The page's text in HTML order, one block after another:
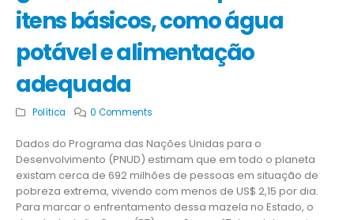
itens básicos, como água
potável e alimentação
adequada
Política 0 Comments
Dados do Programa das Nações Unidas para o
Desenvolvimento (PNUD) estimam que em todo o planeta
existam cerca de 692 milhões de pessoas em situação de
pobreza extrema, vivendo com menos de US$ 2,15 por dia.
Para marcar o enfrentamento dessa mazela no Estado, o